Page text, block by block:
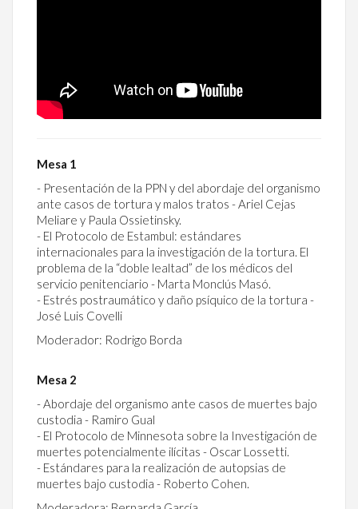
Mesa 1
- Presentación de la PPN y del abordaje del organismo
ante casos de tortura y malos tratos - Ariel Cejas
Meliare y Paula Ossietinsky.
- El Protocolo de Estambul: estándares
internacionales para la investigación de la tortura. El
problema de la “doble lealtad” de los médicos del
servicio penitenciario - Marta Monclús Masó.
- Estrés postraumático y daño psíquico de la tortura -
José Luis Covelli
Moderador: Rodrigo Borda
Mesa 2
- Abordaje del organismo ante casos de muertes bajo
custodia - Ramiro Gual
- El Protocolo de Minnesota sobre la Investigación de
muertes potencialmente ilícitas - Oscar Lossetti.
- Estándares para la realización de autopsias de
muertes bajo custodia - Roberto Cohen.